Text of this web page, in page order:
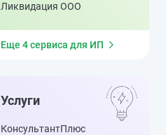
Ликвидация ООО
Еще 4 сервиса для ИП
Услуги
КонсультантПлюс